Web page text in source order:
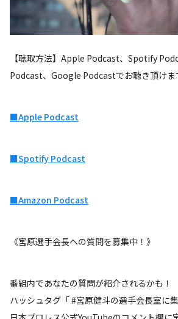
【聴取方法】Apple Podcast、Spotify
Podcast、Google Podcastでお聴き頂けま
■Apple Podcast
■Spotify Podcast
■Amazon Podcast
《宮原選手会長への質問を募集中！》
番組内であなたの質問が紹介されるかも！
ハッシュタグ「 #宮原健斗の選手会長室に